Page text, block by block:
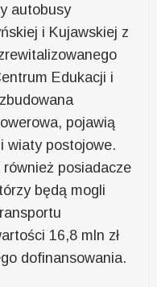
autobusy
i Kujawskiej z
Edukacji i
pojawią
wiaty postojowe.
posiadacze
będą mogli
16,8 mln zł
dofinansowania.